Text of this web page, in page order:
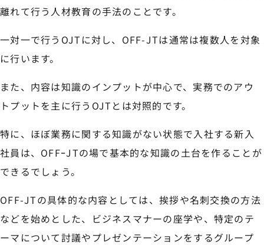
離れて行う人材教育の手法のことです。
一対一で行うOJTに対し、OFF-JTは通常は複数人を対象
に行います。
また、内容は知識のインプットが中心で、実務でのアウ
トプットを主に行うOJTとは対照的です。
特に、ほぼ業務に関する知識がない状態で入社する新入
社員は、OFFｰJTの場で基本的な知識の土台を作ることが
できるでしょう。
OFF-JTの具体的な内容としては、挨拶や名刺交換の方法
などを始めとした、ビジネスマナーの座学や、特定のテ
ーマについて討議やプレゼンテーションをするグループ